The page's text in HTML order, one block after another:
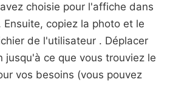
choisie pour l'affiche dans
copiez la photo et le
de l'utilisateur . Déplacer
jusqu'à ce que vous trouviez le
vos besoins (vous pouvez